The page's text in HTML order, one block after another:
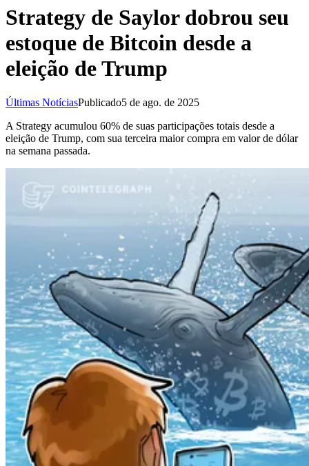
Strategy de Saylor dobrou seu
estoque de Bitcoin desde a
eleição de Trump
Últimas NotíciasPublicado5 de ago. de 2025
A Strategy acumulou 60% de suas participações totais desde a
eleição de Trump, com sua terceira maior compra em valor de dólar
na semana passada.